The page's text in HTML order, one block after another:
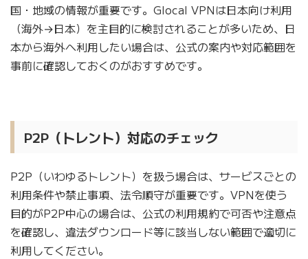
国・地域の情報が重要です。Glocal VPNは日本向け利用
（海外→日本）を主目的に検討されることが多いため、日
本から海外へ利用したい場合は、公式の案内や対応範囲を
事前に確認しておくのがおすすめです。
P2P（トレント）対応のチェック
P2P（いわゆるトレント）を扱う場合は、サービスごとの
利用条件や禁止事項、法令順守が重要です。VPNを使う
目的がP2P中心の場合は、公式の利用規約で可否や注意点
を確認し、違法ダウンロード等に該当しない範囲で適切に
利用してください。